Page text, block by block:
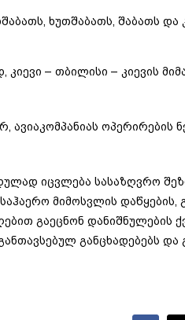
ხუთშაბათს, შაბათს და
კიევი – თბილისი – კიევის
ავიაკომპანიას ოპერირების
იცვლება სასაზღვრო
მიმოსვლის დაწყების,
გაეცნონ დანიშნულების
განცხადებებს და